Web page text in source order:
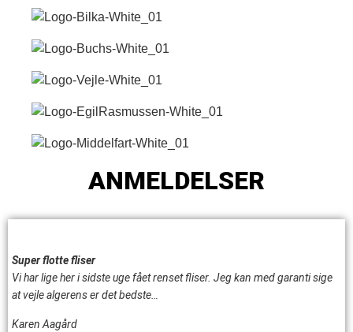
ANMELDELSER
Super flotte fliser
Vi har lige her i sidste uge fået renset fliser. Jeg kan med garanti sige
at vejle algerens er det bedste…
Karen Aagård